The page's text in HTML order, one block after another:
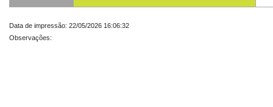
Data de impressão: 22/05/2026 16:06:32
Observações: